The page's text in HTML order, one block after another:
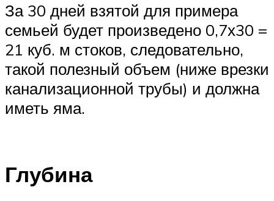
За 30 дней взятой для примера
семьей будет произведено 0,7х30 =
21 куб. м стоков, следовательно,
такой полезный объем (ниже врезки
канализационной трубы) и должна
иметь яма.
Глубина